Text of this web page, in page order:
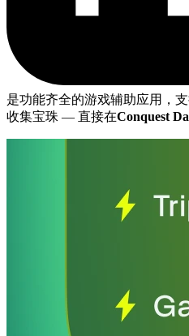
是功能齐全的游戏辅助应用，
收集宝珠 — 直接在Conquest